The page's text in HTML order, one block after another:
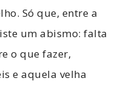
Só que, entre a
um abismo: falta
o que fazer,
e aquela velha